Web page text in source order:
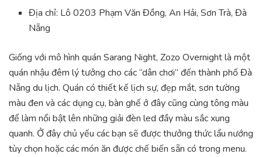
Địa chỉ: Lô 0203 Phạm Văn Đồng, An Hải, Sơn Trà, Đà
Nẵng
Giống với mô hình quán Sarang Night, Zozo Overnight là một
quán nhậu đêm lý tưởng cho các “dân chơi” đến thành phố Đà
Nẵng du lịch. Quán có thiết kế lịch sự, đẹp mắt, sơn tường
màu đen và các dụng cụ, bàn ghế ở đây cũng cùng tông màu
để làm nổi bật lên những giải đèn led đầy màu sắc xung
quanh. Ở đây chủ yếu các bạn sẽ được thưởng thức lẩu nướng
tùy chọn hoặc các món ăn được chế biến sẵn có trong menu.